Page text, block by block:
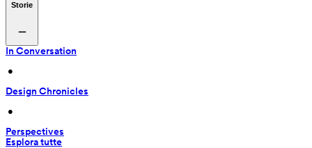
Storie
In Conversation
•
Design Chronicles
•
Perspectives
Esplora tutte